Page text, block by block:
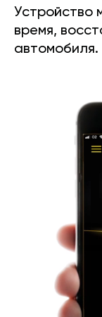
Устройство
время,
автомобиля.